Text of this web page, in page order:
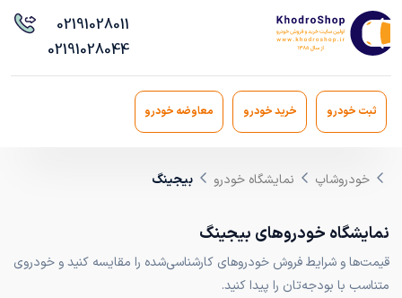
02191028011
02191028044
ثبت خودرو خرید خودرو معاوضه خودرو
خودروشاپ نمایشگاه خودرو بیجینگ
نمایشگاه خودروهای بیجینگ
قیمت‌ها و شرایط فروش خودروهای کارشناسی‌شده را مقایسه کنید و خودروی
متناسب با بودجه‌تان را پیدا کنید.